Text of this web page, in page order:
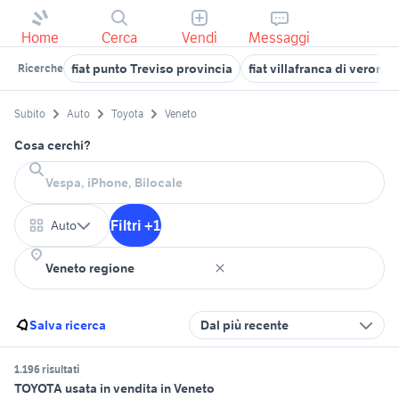
Home Cerca Vendi Messaggi
Ricerche fiat punto Treviso provincia fiat villafranca di verona
Subito Auto Toyota Veneto
Cosa cerchi?
Auto Filtri +1
Salva ricerca Dal più recente
1.196 risultati
TOYOTA usata in vendita in Veneto